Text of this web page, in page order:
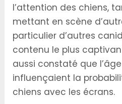
l’attention des chiens,
mettant en scène
particulier d’autres
contenu le plus
aussi constaté que
influençaient la
chiens avec les écrans.